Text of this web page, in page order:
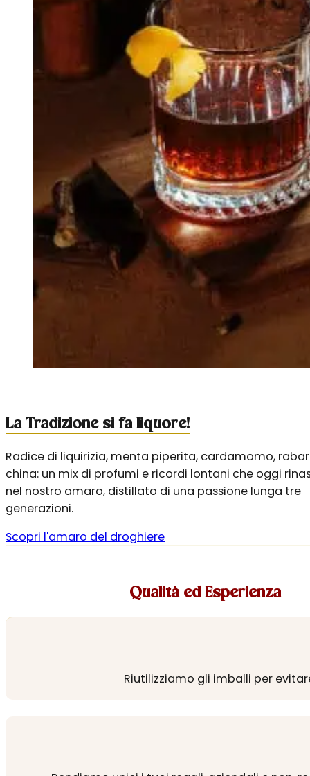
La Tradizione si fa liquore!
Radice di liquirizia, menta piperita, cardamomo,
china: un mix di profumi e ricordi lontani che oggi
nel nostro amaro, distillato di una passione lunga tre
generazioni.
Scopri l'amaro del droghiere
Qualità ed Esperienza
Riutilizziamo gli imballi per